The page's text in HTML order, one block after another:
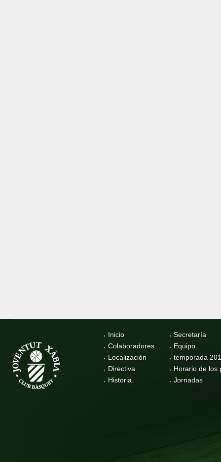
Inicio
Colaboradores
Localización
Directiva
Historia
Secretaría
Equipo
temporada
Horario de los
Jornadas